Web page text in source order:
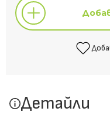
Детайли